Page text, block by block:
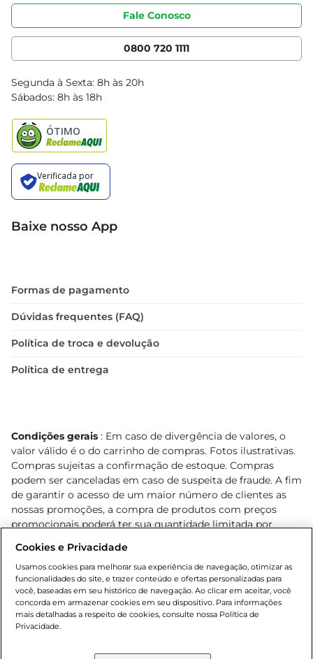
Portal do fornecedor
Cencosud Media
Código de ética
Serviços
Clube Bretas
Blog Bretas
Black Friday
Fale Conosco
0800 720 1111
Segunda à Sexta: 8h às 20h
Sábados: 8h às 18h
Baixe nosso App
Formas de pagamento
Dúvidas frequentes (FAQ)
Política de troca e devolução
Política de entrega
Condições gerais : Em caso de divergência de valores, o
valor válido é o do carrinho de compras. Fotos ilustrativas.
Compras sujeitas a confirmação de estoque. Compras
podem ser canceladas em caso de suspeita de fraude. A fim
de garantir o acesso de um maior número de clientes as
nossas promoções, a compra de produtos com preços
promocionais poderá ter sua quantidade limitada por
o e-commerce e válidos durante o dia de hoje, podendo
sofrer alterações sem prévia notificação. Proibida a venda
de bebidas alcoólicas para menores de 18 anos, conforme
Lei n.º 8069/90, art. 81, inciso II (Estatuto da Criança e do
Adolescente). Preços e condições exclusivos para o
www.bretas.com.br
Cookies e Privacidade
Usamos cookies para melhorar sua experiência de navegação, otimizar as
funcionalidades do site, e trazer conteúdo e ofertas personalizadas para
você, baseadas em seu histórico de navegação. Ao clicar em aceitar, você
concorda em armazenar cookies em seu dispositivo. Para informações
mais detalhadas a respeito de cookies, consulte nossa Política de
Privacidade.